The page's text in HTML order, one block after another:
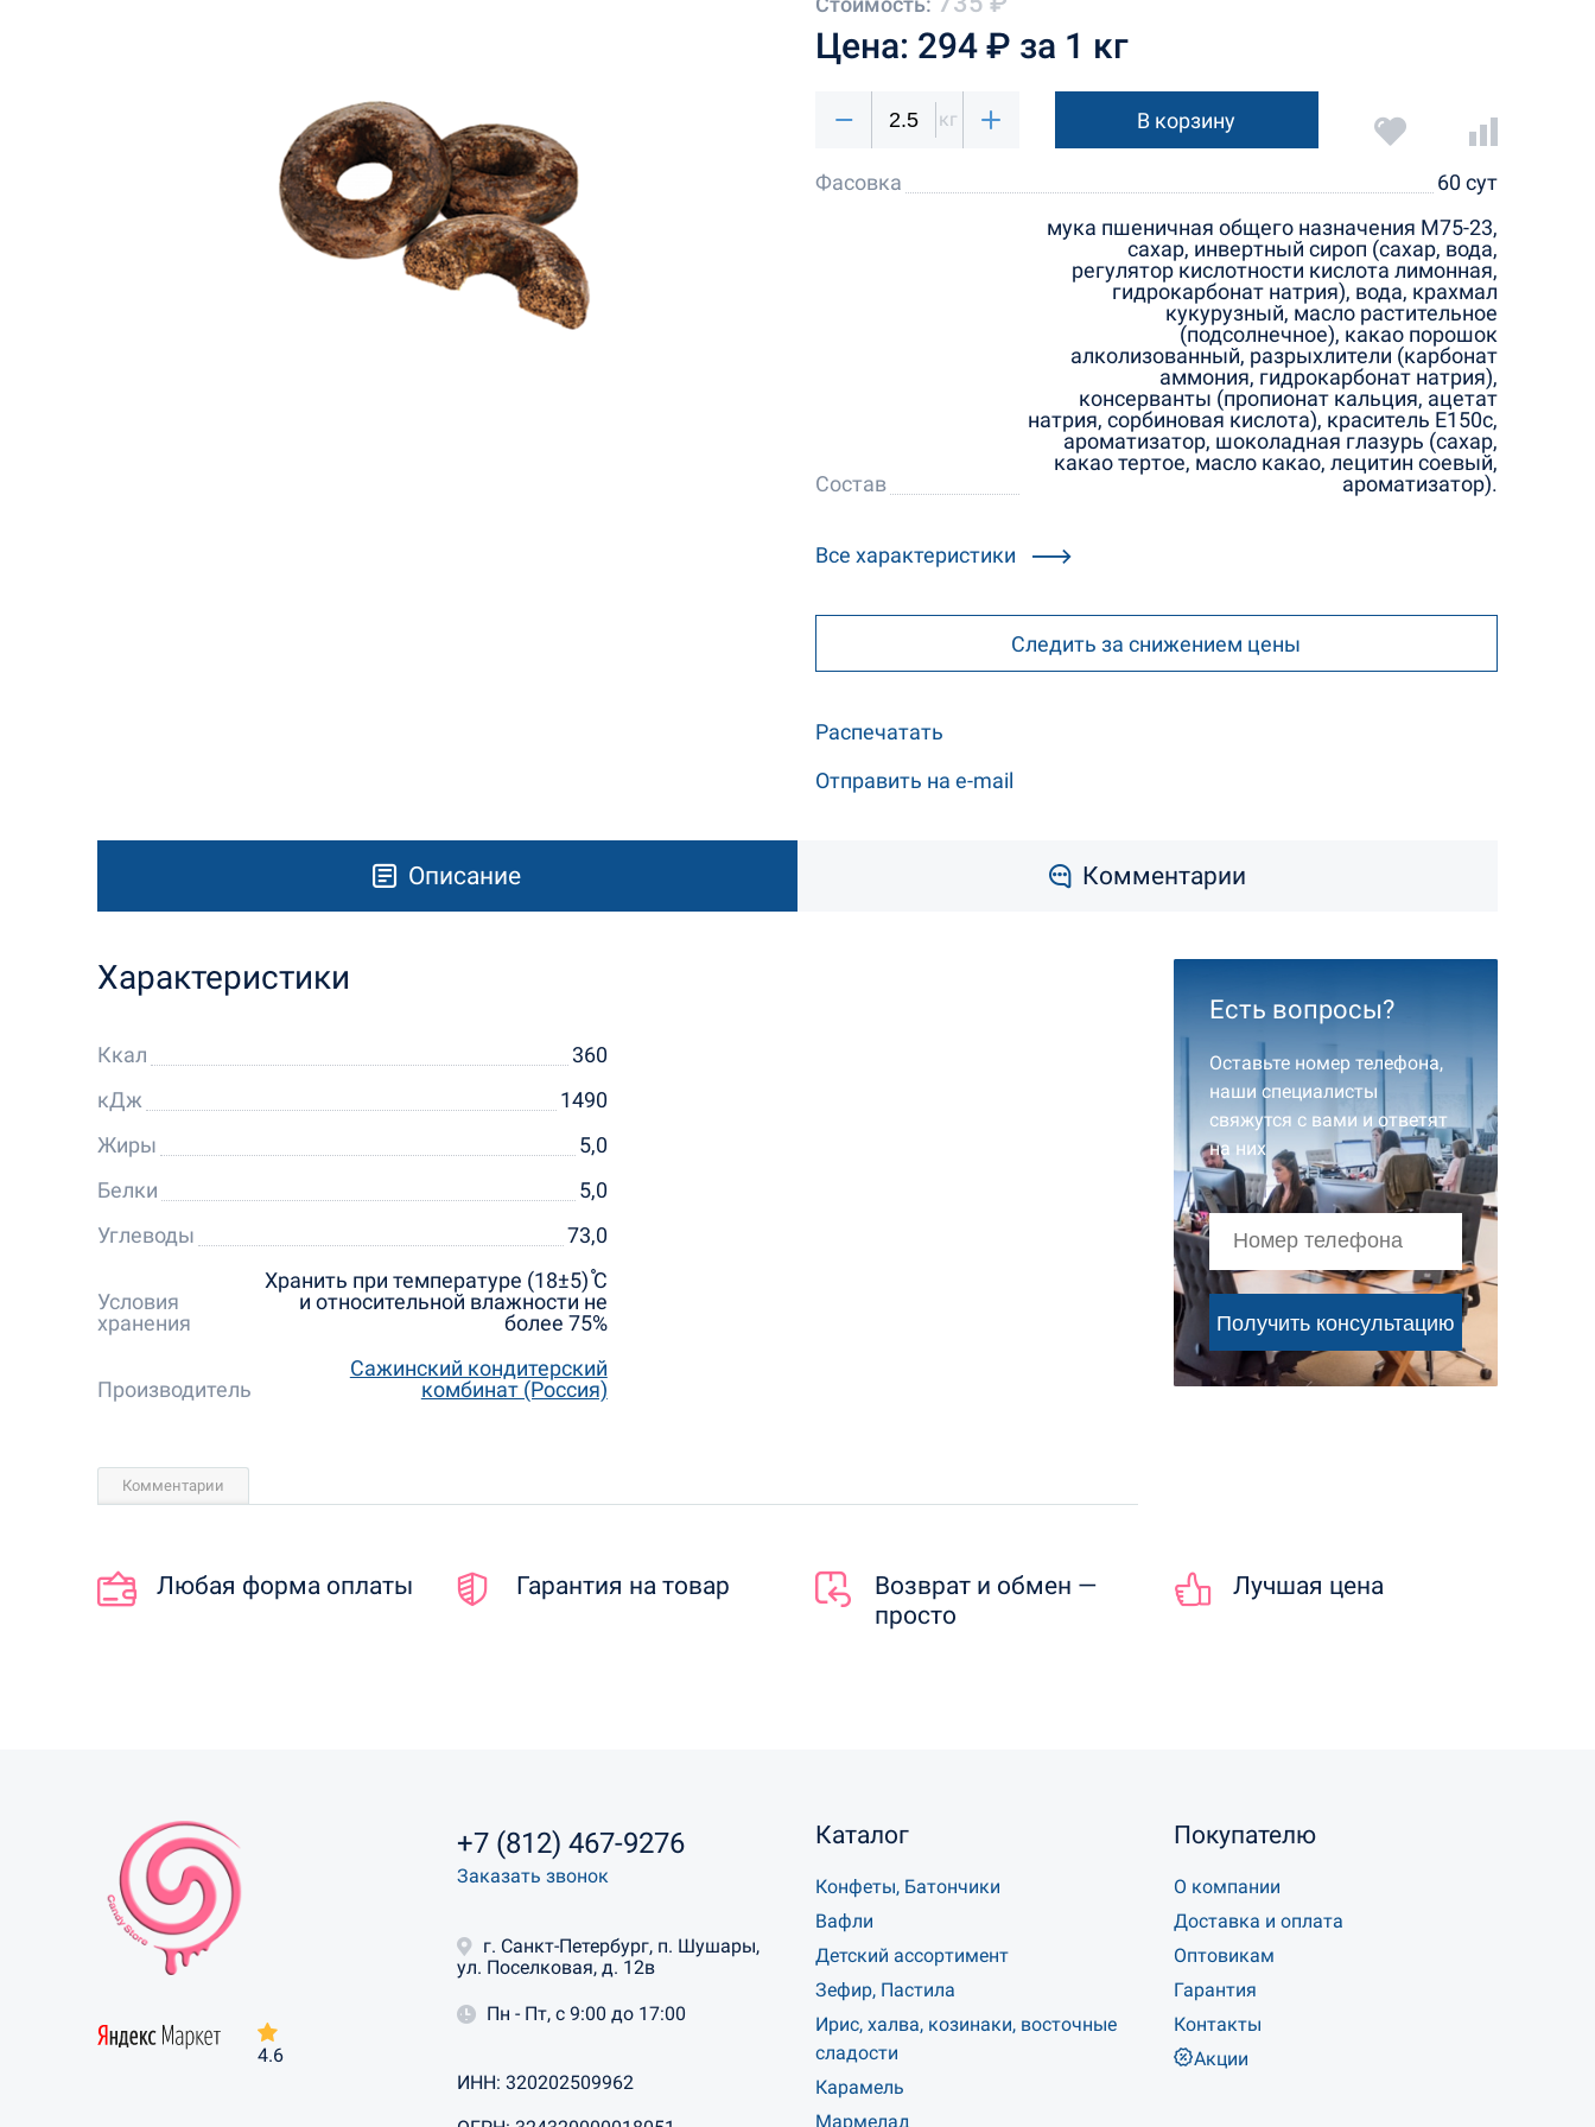
Цена: 294 ₽ за 1 кг
кг В корзину
Фасовка 60 сут
Состав
мука пшеничная общего назначения М75-23,
сахар, инвертный сироп (сахар, вода,
регулятор кислотности кислота лимонная,
гидрокарбонат натрия), вода, крахмал
кукурузный, масло растительное
(подсолнечное), какао порошок
алколизованный, разрыхлители (карбонат
аммония, гидрокарбонат натрия),
консерванты (пропионат кальция, ацетат
натрия, сорбиновая кислота), краситель Е150с,
ароматизатор, шоколадная глазурь (сахар,
какао тертое, масло какао, лецитин соевый,
ароматизатор).
Все характеристики
Следить за снижением цены
Распечатать
Отправить на e-mail
Описание Комментарии
Характеристики
Ккал
360
кДж
1490
Жиры
5,0
Белки
5,0
Углеводы
73,0
Условия
хранения
Хранить при температуре (18±5) ֯С
и относительной влажности не
более 75%
Производитель
Сажинский кондитерский
комбинат (Россия)
Комментарии
Есть вопросы?
Оставьте номер телефона,
наши специалисты
свяжутся с вами и ответят
на них
Любая форма оплаты Гарантия на товар
Возврат и обмен —
просто
Лучшая цена
4.6
+7 (812) 467-9276
Заказать звонок
г. Санкт-Петербург, п. Шушары,
ул. Поселковая, д. 12в
Пн - Пт, с 9:00 до 17:00
ИНН: 320202509962
Каталог
Конфеты, Батончики
Вафли
Детский ассортимент
Зефир, Пастила
Ирис, халва, козинаки, восточные
сладости
Карамель
Мармелад
Покупателю
О компании
Доставка и оплата
Оптовикам
Гарантия
Контакты
Акции